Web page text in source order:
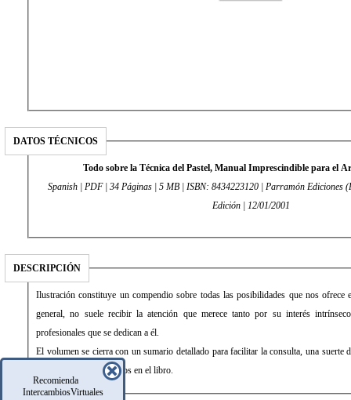
Recomienda
IntercambiosVirtuales
DATOS TÉCNICOS
Todo sobre la Técnica del Pastel, Manual Imprescindible para el
Spanish | PDF | 34 Páginas | 5 MB | ISBN: 8434223120 | Parramón Ediciones
Edición | 12/01/2001
DESCRIPCIÓN
Ilustración constituye un compendio sobre todas las posibilidades que nos ofrece
general, no suele recibir la atención que merece tanto por su interés
profesionales que se dedican a él.
El volumen se cierra con un sumario detallado para facilitar la consulta, una suerte
de conocimientos tratados en el libro.